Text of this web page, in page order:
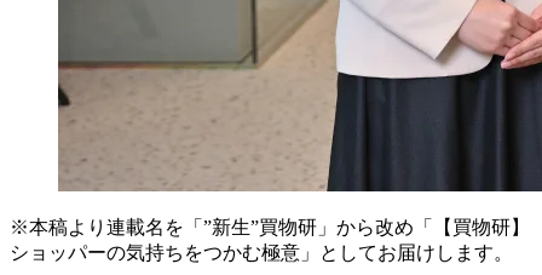
※本稿より連載名を「”新生”買物研」から改め「【買物研】
ショッパーの気持ちをつかむ極意」としてお届けします。